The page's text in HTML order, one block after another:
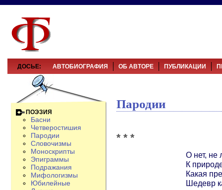
ДОСЬЕ: АВТОБИОГРАФИЯ ОБ АВТОРЕ ПУБЛИКАЦИИ
Пародии
* * *
О нет, не
К
Какая
Шедевр
ПОЭЗИЯ
Басни
Четверостишия
Пародии
Словочизмы
Моноскрипты
Эпиграммы
Подражания
Мифологизмы
Юбилейные